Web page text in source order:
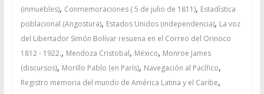
(inmuebles), Conmemoraciones ( 5 de julio de 1811), Estadística
poblacional (Angostura), Estados Unidos (independencia), La voz
del Libertador Simón Bolívar resuena en el Correo del Orinoco
1812 - 1922., Mendoza Cristobal, México, Monroe James
(discursos), Morillo Pablo (en París), Navegación al Pacífico,
Registro memoria del mundo de América Latina y el Caribe,